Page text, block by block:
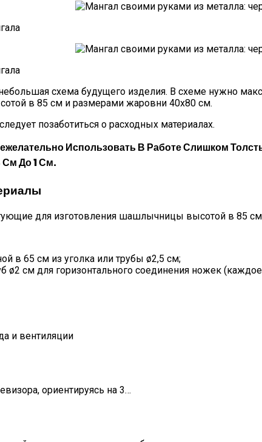
небольшая схема будущего изделия. В схеме нужно
в 85 см и размерами жаровни 40х80 см.
позаботиться о расходных материалах.
Использовать В Работе Слишком
До 1 См.
для изготовления шашлычницы высотой в 85
в 65 см из уголка или трубы ø2,5 см;
ø2 см для горизонтального соединения ножек
и вентиляции
ориентируясь на 3…